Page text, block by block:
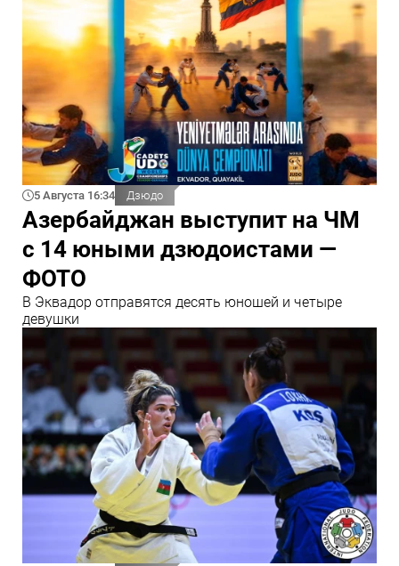
5 Августа 16:34 Дзюдо
Азербайджан выступит на ЧМ
с 14 юными дзюдоистами —
ФОТО
В Эквадор отправятся десять юношей и четыре
девушки